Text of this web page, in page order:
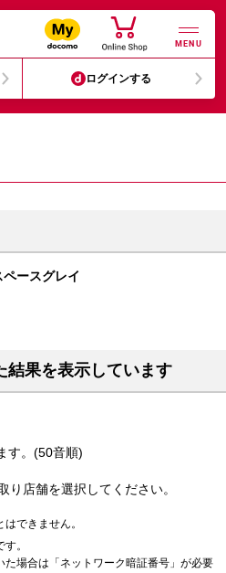
MENU
ログインする
ースグレイ
結果を表示しています
す。(50音順)
り店舗を選択してください。
できません。
。
た場合は「ネットワーク暗証番号」が必要